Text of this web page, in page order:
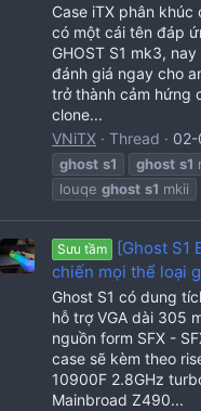
Case iTX phân
có một cái tên đáp
GHOST S1 mk3,
đánh giá ngay cho
trở thành cảm hứng
clone...
VNiTX
Thread
ghost s1 ghost s1
louqe ghost s1 mkii
Sưu tầm
[Ghost S1
chiến mọi thể loại
Ghost S1 có dung
hỗ trợ VGA dài 305
nguồn form SFX -
case sẽ kèm theo
10900F 2.8GHz
Mainbroad Z490...